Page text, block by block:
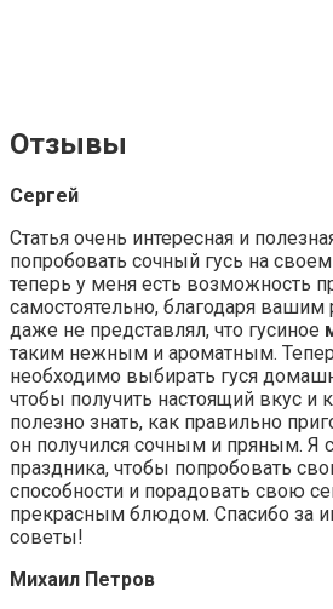
Отзывы
Сергей
Статья очень интересная и
попробовать сочный гусь на
теперь у меня есть возможность
самостоятельно, благодаря
даже не представлял, что гусиное
таким нежным и ароматным.
необходимо выбирать гуся
чтобы получить настоящий вкус и
полезно знать, как правильно
он получился сочным и пряным. Я
праздника, чтобы попробовать
способности и порадовать свою
прекрасным блюдом. Спасибо за
советы!
Михаил Петров